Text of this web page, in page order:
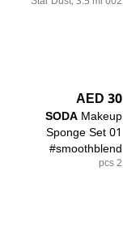
30 AED
SODAMakeup
Sponge Set 01
#smoothblend
2 pcs